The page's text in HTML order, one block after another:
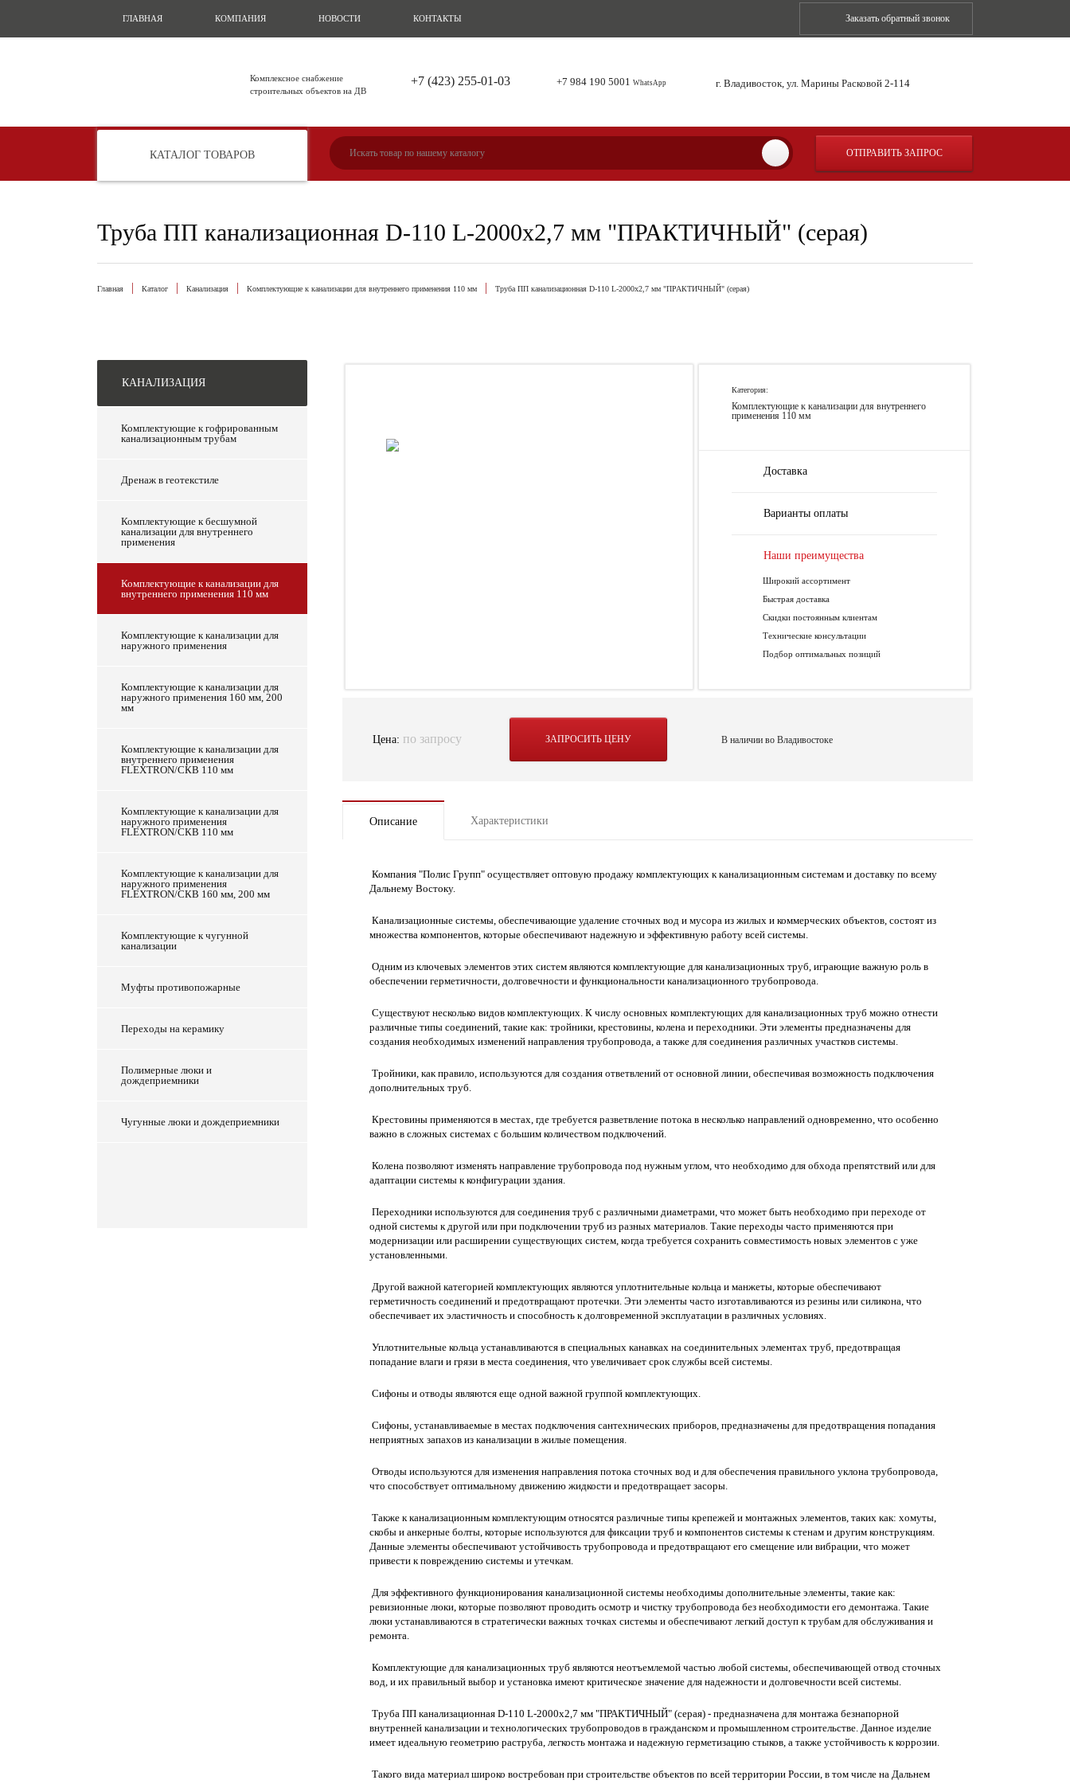
ГЛАВНАЯ КОМПАНИЯ НОВОСТИ КОНТАКТЫ Заказать обратный звонок
Комплексное снабжение
строительных объектов на ДВ
+7 (423) 255-01-03 +7 984 190 5001 WhatsApp г. Владивосток, ул. Марины Расковой 2-114
КАТАЛОГ ТОВАРОВ ОТПРАВИТЬ ЗАПРОС
Труба ПП канализационная D-110 L-2000х2,7 мм "ПРАКТИЧНЫЙ" (серая)
Главная Каталог Канализация Комплектующие к канализации для внутреннего применения 110 мм Труба ПП канализационная D-110 L-2000х2,7 мм "ПРАКТИЧНЫЙ" (серая)
КАНАЛИЗАЦИЯ
Комплектующие к гофрированным
канализационным трубам
Дренаж в геотекстиле
Комплектующие к бесшумной
канализации для внутреннего
применения
Комплектующие к канализации для
внутреннего применения 110 мм
Комплектующие к канализации для
наружного применения
Комплектующие к канализации для
наружного применения 160 мм, 200
мм
Комплектующие к канализации для
внутреннего применения
FLEXTRON/СКВ 110 мм
Комплектующие к канализации для
наружного применения
FLEXTRON/СКВ 110 мм
Комплектующие к канализации для
наружного применения
FLEXTRON/СКВ 160 мм, 200 мм
Комплектующие к чугунной
канализации
Муфты противопожарные
Переходы на керамику
Полимерные люки и
дождеприемники
Чугунные люки и дождеприемники
Категория:
Комплектующие к канализации для внутреннего
применения 110 мм
Доставка
Варианты оплаты
Наши преимущества
Широкий ассортимент
Быстрая доставка
Скидки постоянным клиентам
Технические консультации
Подбор оптимальных позиций
Цена: по запросу ЗАПРОСИТЬ ЦЕНУ В наличии во Владивостоке
Описание Характеристики
Компания "Полис Групп" осуществляет оптовую продажу комплектующих к канализационным системам и доставку по всему
Дальнему Востоку.
Канализационные системы, обеспечивающие удаление сточных вод и мусора из жилых и коммерческих объектов, состоят из
множества компонентов, которые обеспечивают надежную и эффективную работу всей системы.
Одним из ключевых элементов этих систем являются комплектующие для канализационных труб, играющие важную роль в
обеспечении герметичности, долговечности и функциональности канализационного трубопровода.
Существуют несколько видов комплектующих. К числу основных комплектующих для канализационных труб можно отнести
различные типы соединений, такие как: тройники, крестовины, колена и переходники. Эти элементы предназначены для
создания необходимых изменений направления трубопровода, а также для соединения различных участков системы.
Тройники, как правило, используются для создания ответвлений от основной линии, обеспечивая возможность подключения
дополнительных труб.
Крестовины применяются в местах, где требуется разветвление потока в несколько направлений одновременно, что особенно
важно в сложных системах с большим количеством подключений.
Колена позволяют изменять направление трубопровода под нужным углом, что необходимо для обхода препятствий или для
адаптации системы к конфигурации здания.
Переходники используются для соединения труб с различными диаметрами, что может быть необходимо при переходе от
одной системы к другой или при подключении труб из разных материалов. Такие переходы часто применяются при
модернизации или расширении существующих систем, когда требуется сохранить совместимость новых элементов с уже
установленными.
Другой важной категорией комплектующих являются уплотнительные кольца и манжеты, которые обеспечивают
герметичность соединений и предотвращают протечки. Эти элементы часто изготавливаются из резины или силикона, что
обеспечивает их эластичность и способность к долговременной эксплуатации в различных условиях.
Уплотнительные кольца устанавливаются в специальных канавках на соединительных элементах труб, предотвращая
попадание влаги и грязи в места соединения, что увеличивает срок службы всей системы.
Сифоны и отводы являются еще одной важной группой комплектующих.
Сифоны, устанавливаемые в местах подключения сантехнических приборов, предназначены для предотвращения попадания
неприятных запахов из канализации в жилые помещения.
Отводы используются для изменения направления потока сточных вод и для обеспечения правильного уклона трубопровода,
что способствует оптимальному движению жидкости и предотвращает засоры.
Также к канализационным комплектующим относятся различные типы крепежей и монтажных элементов, таких как: хомуты,
скобы и анкерные болты, которые используются для фиксации труб и компонентов системы к стенам и другим конструкциям.
Данные элементы обеспечивают устойчивость трубопровода и предотвращают его смещение или вибрации, что может
привести к повреждению системы и утечкам.
Для эффективного функционирования канализационной системы необходимы дополнительные элементы, такие как:
ревизионные люки, которые позволяют проводить осмотр и чистку трубопровода без необходимости его демонтажа. Такие
люки устанавливаются в стратегически важных точках системы и обеспечивают легкий доступ к трубам для обслуживания и
ремонта.
Комплектующие для канализационных труб являются неотъемлемой частью любой системы, обеспечивающей отвод сточных
вод, и их правильный выбор и установка имеют критическое значение для надежности и долговечности всей системы.
Труба ПП канализационная D-110 L-2000х2,7 мм "ПРАКТИЧНЫЙ" (серая) - предназначена для монтажа безнапорной
внутренней канализации и технологических трубопроводов в гражданском и промышленном строительстве. Данное изделие
имеет идеальную геометрию раструба, легкость монтажа и надежную герметизацию стыков, а также устойчивость к коррозии.
Такого вида материал широко востребован при строительстве объектов по всей территории России, в том числе на Дальнем